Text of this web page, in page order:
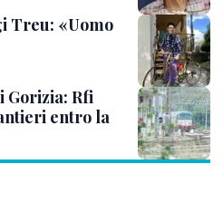
Treu: «Uomo
Gorizia: Rfi
entro la